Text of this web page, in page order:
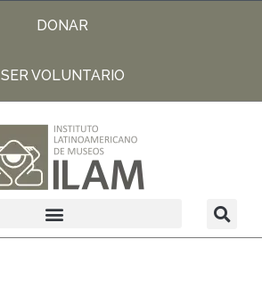
DONAR
SER VOLUNTARIO